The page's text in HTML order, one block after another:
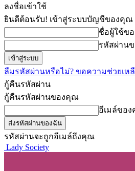
ลงชื่อเข้าใช้
ยินดีต้อนรับ! เข้าสู่ระบบบัญชีของคุณ
ชื่อผู้ใช้ข
รหัสผ่าน
ลืมรหัสผ่านหรือไม่? ขอความช่วยเห
กู้คืนรหัสผ่าน
กู้คืนรหัสผ่านของคุณ
อีเมล์ขอ
รหัสผ่านจะถูกอีเมล์ถึงคุณ
Lady Society